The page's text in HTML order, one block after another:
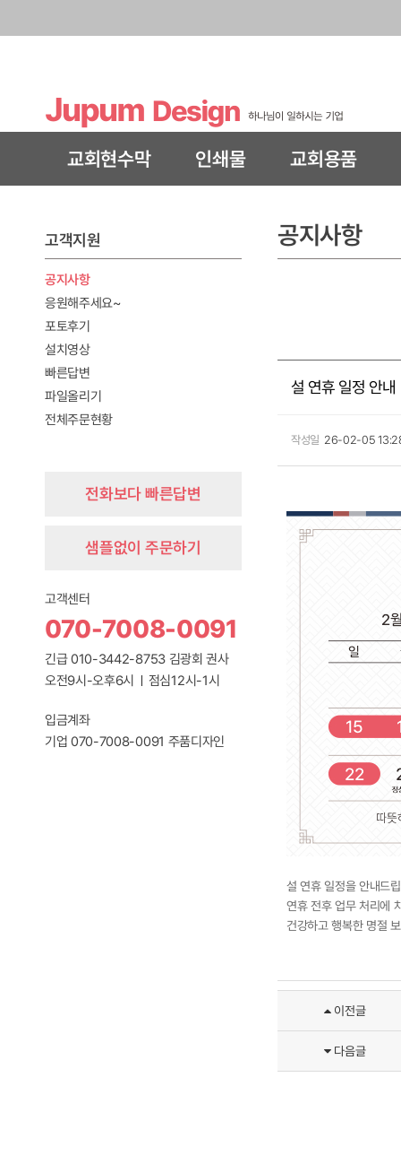
교회현수막 인쇄물 교회용품
고객지원
공지사항
응원해주세요~
포토후기
설치영상
빠른답변
파일올리기
전체주문현황
전화보다 빠른답변
샘플없이 주문하기
고객센터
070-7008-0091
긴급 010-3442-8753 김광회 권사
오전9시-오후6시
점심12시-1시
입금계좌
기업 070-7008-0091 주품디자인
공지사항
설 연휴 일정 안내
작성일 26-02-05
설 연휴 일정을 안내드
연휴 전후 업무 처리에
건강하고 행복한 명절
이전글
다음글